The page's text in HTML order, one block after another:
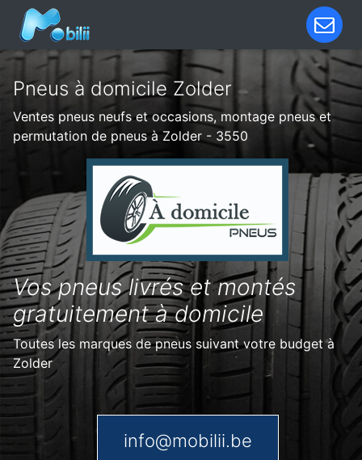
Pneus à domicile Zolder
Ventes pneus neufs et occasions, montage pneus et
permutation de pneus à Zolder - 3550
Vos pneus livrés et montés
gratuitement à domicile
Toutes les marques de pneus suivant votre budget à
Zolder
info@mobilii.be